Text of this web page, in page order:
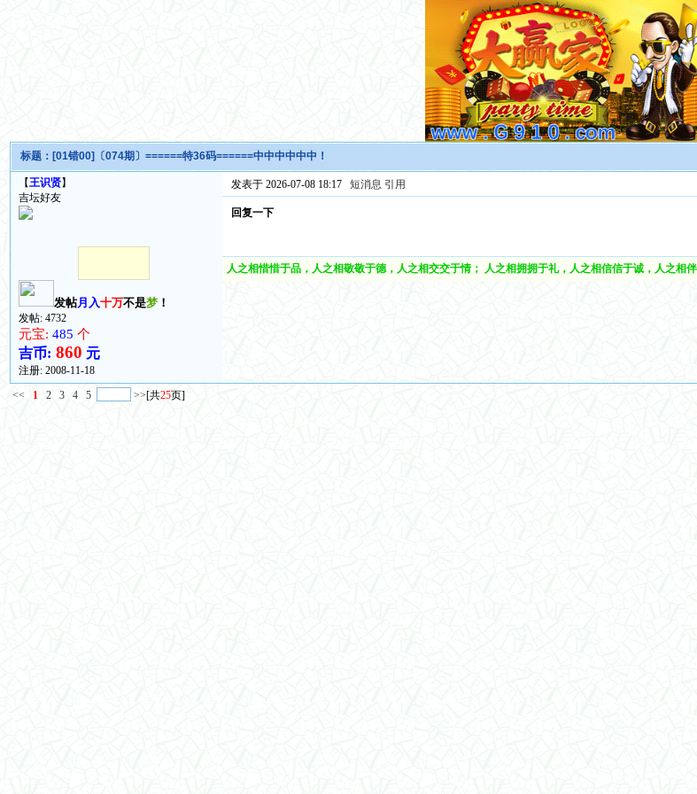
标题： [01错00]〔074期〕======特36码======中中中中中中！
【王识贤】
吉坛好友
发帖月入十万不是梦 ！
发帖: 4732
元宝: 485个
吉币: 860 元
注册:2008-11-18
发表于 2026-07-08 18:17短消息 引用
回复一下
人之相惜惜于品，人之相敬敬于德，人之相交交于情； 人之相拥拥于礼，人之相信信于诚，人之相伴
<< 1 2 3 4 5 >>[共25页]